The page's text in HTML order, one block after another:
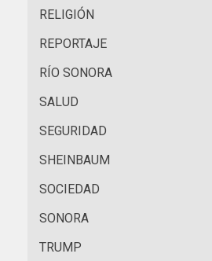
RELIGIÓN
REPORTAJE
RÍO SONORA
SALUD
SEGURIDAD
SHEINBAUM
SOCIEDAD
SONORA
TRUMP